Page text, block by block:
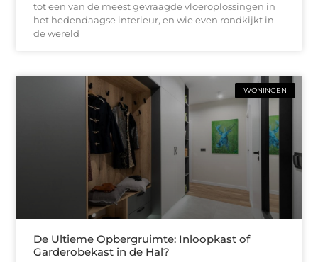
tot een van de meest gevraagde vloeroplossingen in
het hedendaagse interieur, en wie even rondkijkt in
de wereld
WONINGEN
De Ultieme Opbergruimte: Inloopkast of
Garderobekast in de Hal?